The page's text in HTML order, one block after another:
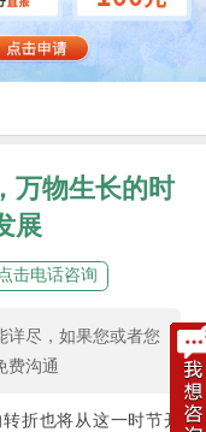
万物生长的时
展
点击电话咨询
详尽，如果您或者您
费沟通
也将从这一时节开